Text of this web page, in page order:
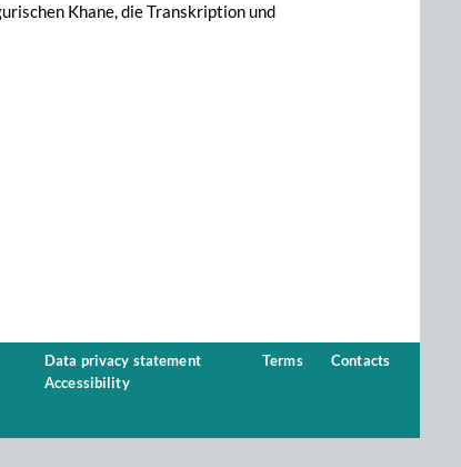
Khane, die Transkription und
Data privacy statement
Accessibility
Terms Contacts